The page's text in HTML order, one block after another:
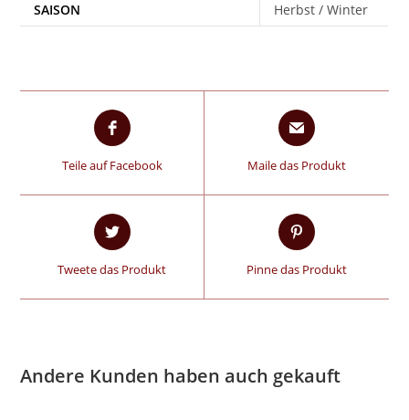
SAISON
Herbst / Winter
Teile auf Facebook Maile das Produkt
Tweete das Produkt Pinne das Produkt
Andere Kunden haben auch gekauft